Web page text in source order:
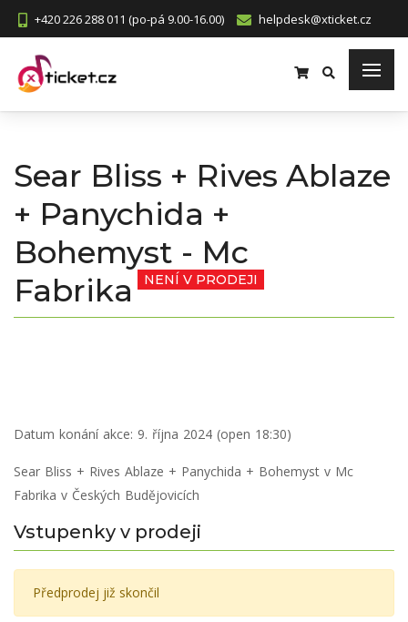
+420 226 288 011 (po-pá 9.00-16.00) helpdesk@xticket.cz
Sear Bliss + Rives Ablaze
+ Panychida +
Bohemyst - Mc
Fabrika
NENÍ V PRODEJI
Datum konání akce: 9. října 2024 (open 18:30)
Sear Bliss + Rives Ablaze + Panychida + Bohemyst v Mc
Fabrika v Českých Budějovicích
Vstupenky v prodeji
Předprodej již skončil